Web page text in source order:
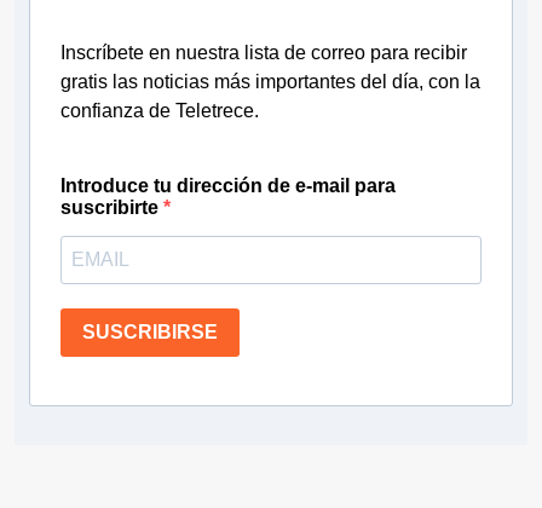
Inscríbete en nuestra lista de correo para recibir
gratis las noticias más importantes del día, con la
confianza de Teletrece.
Introduce tu dirección de e-mail para
suscribirte
SUSCRIBIRSE